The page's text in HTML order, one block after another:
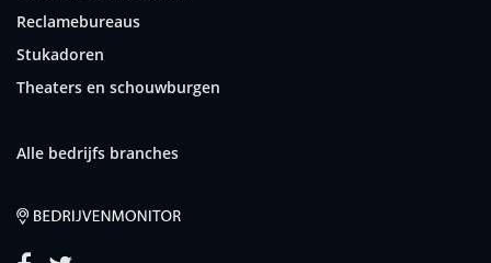
Reclamebureaus
Stukadoren
Theaters en schouwburgen
Alle bedrijfs branches